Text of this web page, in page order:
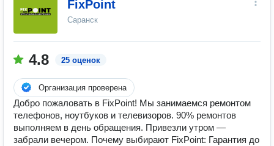
FixPoint
Саранск
4.8 25 оценок
Организация проверена
Добро пожаловать в FixPoint! Мы занимаемся ремонтом
телефонов, ноутбуков и телевизоров. 90% ремонтов
выполняем в день обращения. Привезли утром —
забрали вечером. Почему выбирают FixPoint: Гарантия до